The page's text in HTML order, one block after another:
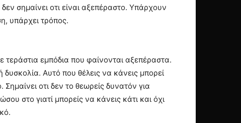
σημαίνει οτι είναι αξεπέραστο. Υπάρχουν
υπάρχει τρόπος.
εμπόδια που φαίνονται αξεπέραστα.
Αυτό που θέλεις να κάνεις μπορεί
οτι δεν το θεωρείς δυνατόν για
στο γιατί μπορείς να κάνεις κάτι και όχι